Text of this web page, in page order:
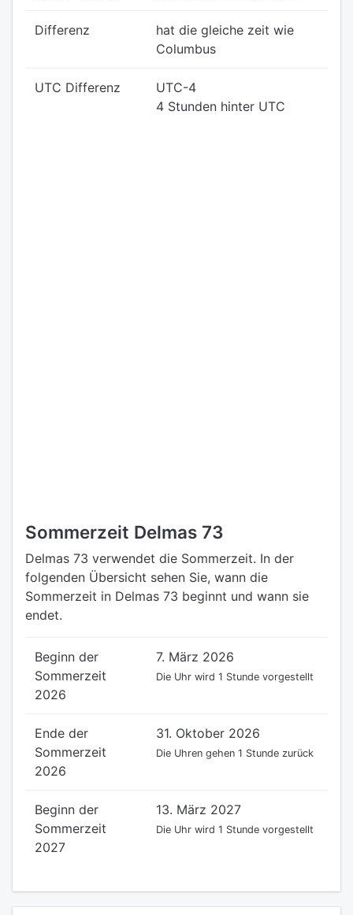
Differenz
hat die gleiche zeit wie
Columbus
UTC Differenz
UTC-4
4 Stunden hinter UTC
Sommerzeit Delmas 73
Delmas 73 verwendet die Sommerzeit. In der
folgenden Übersicht sehen Sie, wann die
Sommerzeit in Delmas 73 beginnt und wann sie
endet.
Beginn der
Sommerzeit
2026
7. März 2026
Die Uhr wird 1 Stunde vorgestellt
Ende der
Sommerzeit
2026
31. Oktober 2026
Die Uhren gehen 1 Stunde zurück
Beginn der
Sommerzeit
2027
13. März 2027
Die Uhr wird 1 Stunde vorgestellt